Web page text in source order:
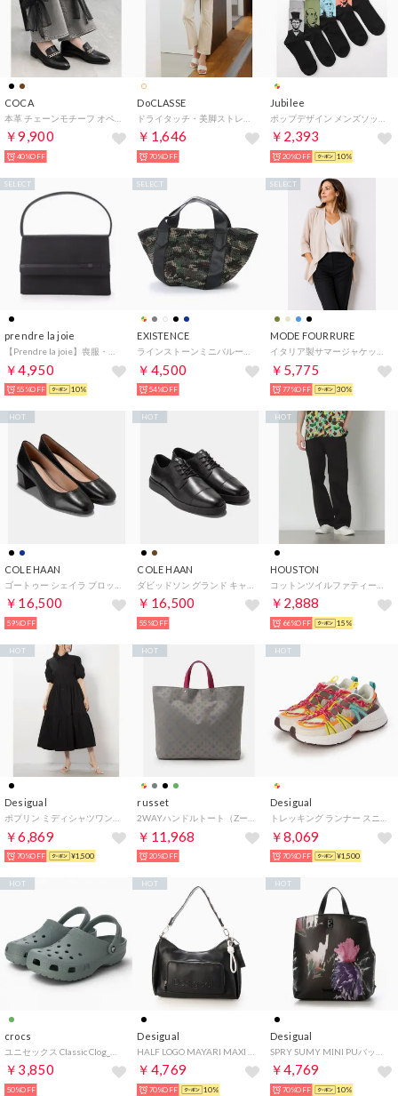
COCA
￥9,900
40%OFF
DoCLASSE
￥1,646
70%OFF
Jubilee
￥2,393
20%OFF 10%
prendre la joie
￥4,950
SELECT
55%OFF 10%
EXISTENCE
￥4,500
SELECT
54%OFF
MODE FOURRURE
￥5,775
SELECT
77%OFF 30%
COLE HAAN
￥16,500
HOT
59%OFF
COLE HAAN
￥16,500
HOT
55%OFF
HOUSTON
￥2,888
HOT
66%OFF 15%
Desigual
￥6,869
HOT
70%OFF ¥1,500
russet
￥11,968
HOT
20%OFF
Desigual
￥8,069
HOT
70%OFF ¥1,500
crocs
￥3,850
HOT
50%OFF
Desigual
￥4,769
HOT
70%OFF 10%
Desigual
￥4,769
HOT
70%OFF 10%